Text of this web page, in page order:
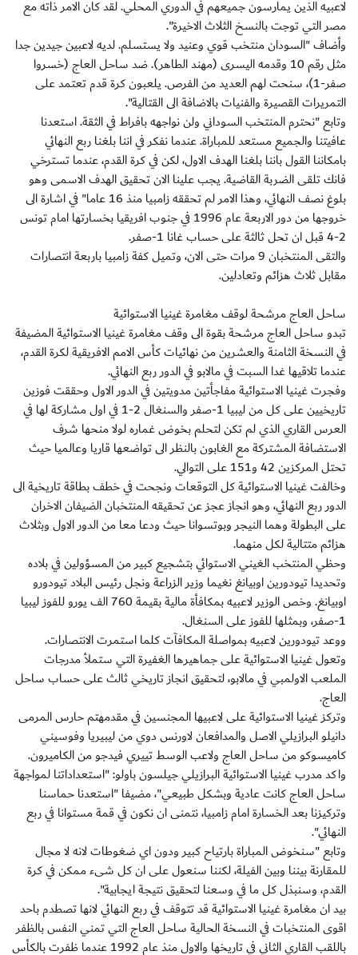
لاعبيه الذين يمارسون جميعهم في الدوري المحلي. لقد كان الامر ذاته مع
مصر التي توجت بالنسخ الثلاث الاخيرة".
وأضاف "السودان منتخب قوي وعنيد ولا يستسلم. لديه لاعبين جيدين جدا
مثل رقم 10 وقدمه اليسرى (مهند الطاهر). ضد ساحل العاج (خسروا
صفر-1)، سنحت لهم العديد من الفرص. يلعبون كرة قدم تعتمد على
التمريرات القصيرة والفنيات بالاضافة الى القتالية".
وتابع "نحترم المنتخب السوداني ولن نواجهه بافراط في الثقة. استعدنا
عافيتنا والجميع مستعد للمباراة. عندما نفكر في اننا بلغنا ربع النهائي
بامكاننا القول باننا بلغنا الهدف الاول، لكن في كرة القدم، عندما تسترخي
فانك تلقى الضربة القاضية. يجب علينا الان تحقيق الهدف الاسمى وهو
بلوغ نصف النهائي، وهذا الامر لم تحققه زامبيا منذ 16 عاما" في اشارة الى
خروجها من دور الاربعة عام 1996 في جنوب افريقيا بخسارتها امام تونس
2-4 قبل ان تحل ثالثة على حساب غانا 1-صفر.
والتقى المنتخبان 9 مرات حتى الان، وتميل كفة زامبيا باربعة انتصارات
مقابل ثلاث هزائم وتعادلين.
ساحل العاج مرشحة لوقف مغامرة غينيا الاستوائية
تبدو ساحل العاج مرشحة بقوة الى وقف مغامرة غينيا الاستوائية المضيفة
في النسخة الثامنة والعشرين من نهائيات كأس الامم الافريقية لكرة القدم،
عندما تلاقيها غدا السبت في مالابو في الدور ربع النهائي.
وفجرت غينيا الاستوائية مفاجأتين مدويتين في الدور الاول وحققت فوزين
تاريخيين على كل من ليبيا 1-صفر والسنغال 2-1 في اول مشاركة لها في
العرس القاري الذي لم تكن لتحلم بخوض غماره لولا منحها شرف
الاستضافة المشتركة مع الغابون بالنظر الى تواضعها قاريا وعالميا حيث
تحتل المركزين 42 و151 على التوالي.
وخالفت غينيا الاستوائية كل التوقعات ونجحت في خطف بطاقة تاريخية الى
الدور ربع النهائي، وهو انجاز عجز عن تحقيقه المنتخبان الضيفان الاخران
على البطولة وهما النيجر وبوتسوانا حيث ودعا معا من الدور الاول وبثلاث
هزائم متتالية لكل منهما.
وحظي المنتخب الغيني الاستوائي بتشجيع كبير من المسؤولين في بلاده
وتحديدا تيودورين اوبيانغ نغيما وزير الزراعة ونجل رئيس البلاد تيودورو
اوبيانغ. وخص الوزير لاعبيه بمكافأة مالية بقيمة 760 الف يورو للفوز ليبيا
1-صفر، وبمثلها للفوز على السنغال.
ووعد تيودورين لاعبيه بمواصلة المكافآت كلما استمرت الانتصارات.
وتعول غينيا الاستوائية على جماهيرها الغفيرة التي ستملأ مدرجات
الملعب الاولمبي في مالابو، لتحقيق انجاز تاريخي ثالث على حساب ساحل
العاج.
وتركز غينيا الاستوائية على لاعبيها المجنسين في مقدمهتم حارس المرمى
دانيلو البرازيلي الاصل والمدافعان لاورنس دوي من ليبيريا وفوسيني
كاميسوكو من ساحل العاج ولاعب الوسط تييري فيدجو من الكاميرون.
واكد مدرب غينيا الاستوائية البرازيلي جيلسون باولو: "استعداداتنا لمواجهة
ساحل العاج كانت عادية وبشكل طبيعي"، مضيفا "استعدنا حماسنا
وتركيزنا بعد الخسارة امام زامبيا، نتمنى ان نكون في قمة مستوانا في ربع
النهائي".
وتابع "سنخوض المباراة بارتياح كبير ودون اي ضغوطات لانه لا مجال
للمقارنة بيننا وبين الفيلة، لكننا سنعول على ان كل شىء ممكن في كرة
القدم، وسنبذل كل ما في وسعنا لتحقيق نتيجة ايجابية".
بيد ان مغامرة غينيا الاستوائية قد تتوقف في ربع النهائي لانها تصطدم باحد
اقوى المنتخبات في النسخة الحالية ساحل العاج التي تمني النفس بالظفر
باللقب القاري الثاني في تاريخها والاول منذ عام 1992 عندما ظفرت بالكأس